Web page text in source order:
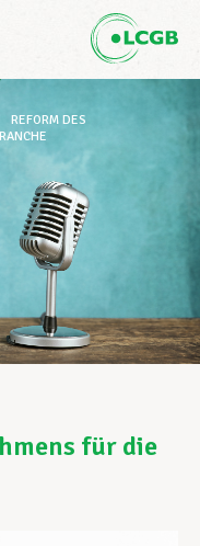
REFORM DES
für die